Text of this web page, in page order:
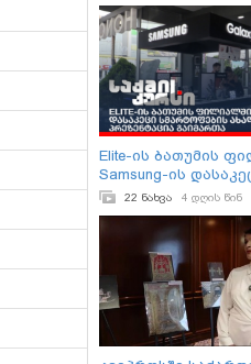
Elite-ის ბათუმის
Samsung-ის
სმარტოფების
პრეზენტაცია
22 ნახვა 4 დღის წინ